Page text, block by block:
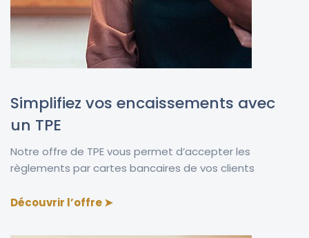
Simplifiez vos encaissements avec
un TPE
Notre offre de TPE vous permet d’accepter les
règlements par cartes bancaires de vos clients
Découvrir l’offre➤